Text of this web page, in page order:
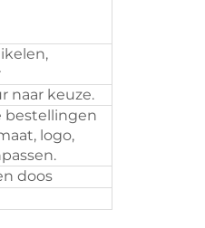
naar keuze.
bestellingen
logo,
doos